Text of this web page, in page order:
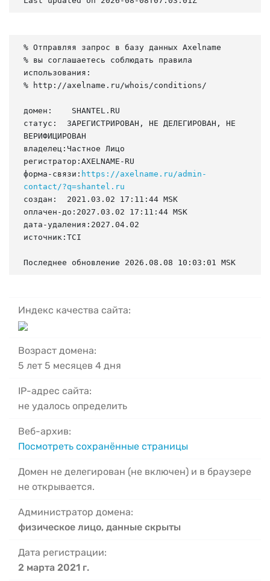
% Отправляя запрос в базу данных Axelname
% вы соглашаетесь соблюдать правила
использования:
% http://axelname.ru/whois/conditions/
домен:    SHANTEL.RU
статус:  ЗАРЕГИСТРИРОВАН, НЕ ДЕЛЕГИРОВАН, НЕ
ВЕРИФИЦИРОВАН
владелец:Частное Лицо
регистратор:AXELNAME-RU
форма-связи: https://axelname.ru/admin-
contact/?q=shantel.ru
создан:  2021.03.02 17:11:44 MSK
оплачен-до:2027.03.02 17:11:44 MSK
дата-удаления:2027.04.02
источник:TCI
Последнее обновление 2026.08.08 10:03:01 MSK
Индекс качества сайта:
Возраст домена:
5 лет 5 месяцев 4 дня
IP-адрес сайта:
не удалось определить
Веб-архив:
Посмотреть сохранённые страницы
Домен не делегирован (не включен) и в браузере
не открывается.
Администратор домена:
физическое лицо, данные скрыты
Дата регистрации:
2 марта 2021 г.